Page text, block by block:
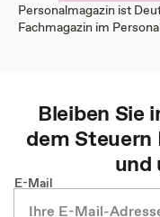
Personalmagazin ist
Fachmagazin im
Bleiben Sie
demSteuern
und
E-Mail